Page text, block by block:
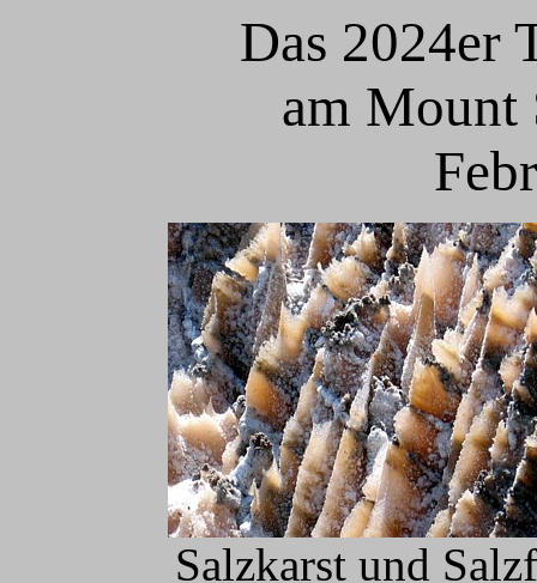
Das 2024er
am Mount
Salzkarst und